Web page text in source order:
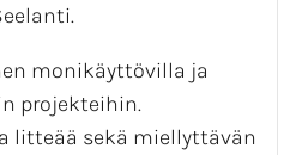
monikäyttövilla ja
projekteihin.
litteää sekä miellyttävän